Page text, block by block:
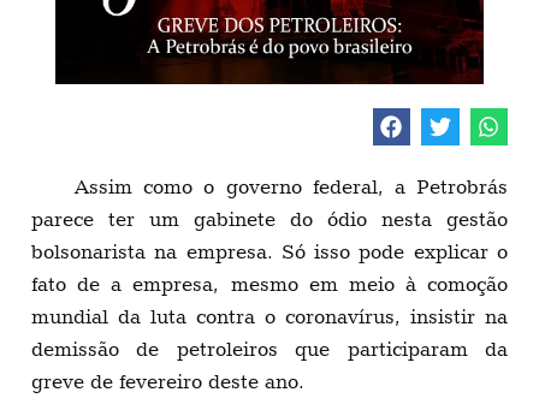
Assim como o governo federal, a Petrobrás
parece ter um gabinete do ódio nesta gestão
bolsonarista na empresa. Só isso pode explicar o
fato de a empresa, mesmo em meio à comoção
mundial da luta contra o coronavírus, insistir na
demissão de petroleiros que participaram da
greve de fevereiro deste ano.